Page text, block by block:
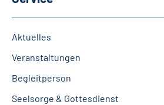
Aktuelles
Veranstaltungen
Begleitperson
Seelsorge & Gottesdienst